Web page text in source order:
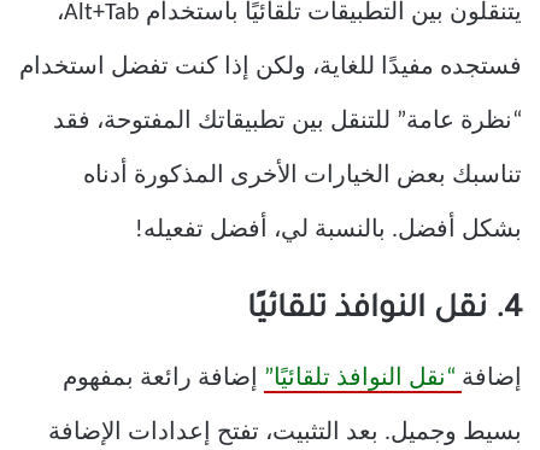
يتنقلون بين التطبيقات تلقائيًا باستخدام Alt+Tab،
فستجده مفيدًا للغاية، ولكن إذا كنت تفضل استخدام
“نظرة عامة” للتنقل بين تطبيقاتك المفتوحة، فقد
تناسبك بعض الخيارات الأخرى المذكورة أدناه
بشكل أفضل. بالنسبة لي، أفضل تفعيله!
4. نقل النوافذ تلقائيًا
إضافة “نقل النوافذ تلقائيًا” إضافة رائعة بمفهوم
بسيط وجميل. بعد التثبيت، تفتح إعدادات الإضافة